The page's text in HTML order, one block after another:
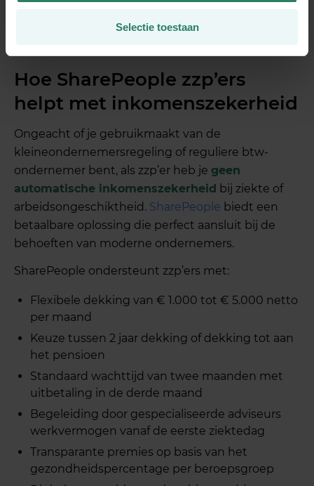
Selectie toestaan
Hoe SharePeople zzp’ers
helpt met inkomenszekerheid
Ongeacht of je gebruikmaakt van de
kleineondernemersregeling of reguliere btw-
ondernemer bent, als zzp’er heb je geen
automatische inkomenszekerheid bij ziekte of
arbeidsongeschiktheid. SharePeople biedt een
betaalbare oplossing die perfect aansluit bij de
behoeften van moderne ondernemers.
SharePeople ondersteunt zzp’ers met:
Flexibele dekking van € 1.000 tot € 5.000 netto
per maand
Keuze tussen 2 jaar dekking of dekking tot aan
het pensioen
Standaard wachttijd van twee maanden met
uitbetaling in de derde maand
Begeleiding door gespecialiseerde adviseurs
werkvermogen vanaf de eerste ziektedag
Transparante premies op basis van het
gezondheidspercentage per beroepsgroep